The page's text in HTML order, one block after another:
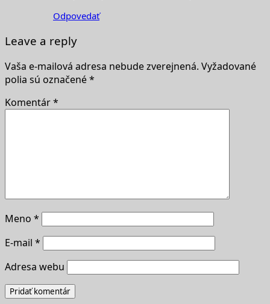
Odpovedať
Leave a reply
Vaša e-mailová adresa nebude zverejnená. Vyžadované
polia sú označené*
Komentár*
Meno *
E-mail *
Adresa webu